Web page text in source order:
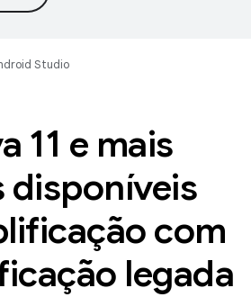
Studio
11 e mais
disponíveis
com
legada